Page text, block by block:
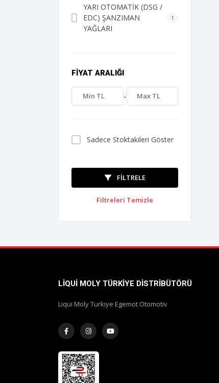
YARI OTOMATİK (DSG /
EDC) ŞANZIMAN
YAĞLARI
1
FIYAT ARALIĞI
-
Sadece Stoktakileri Göster
FILTRELE
Filtreleri Temizle
LIQUI MOLY TÜRKIYE DISTRIBÜTÖRÜ
Liqui Moly Turkiye Egemot Otomotiv